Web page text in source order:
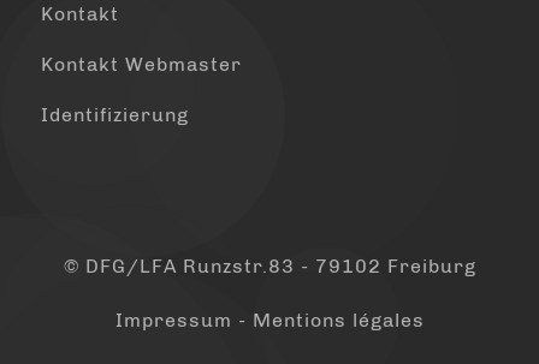
Kontakt
Kontakt Webmaster
Identifizierung
© DFG/LFA Runzstr.83 - 79102 Freiburg
Impressum - Mentions légales